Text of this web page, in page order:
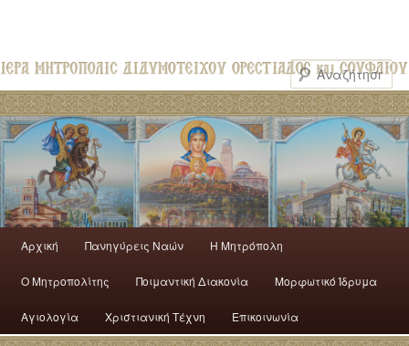
Αρχική Πανηγύρεις Ναών H Mητρόπολη
Ο Mητροπολίτης Ποιμαντική Διακονία Μορφωτικό Ίδρυμα
Αγιολογία Χριστιανική Τέχνη Επικοινωνία